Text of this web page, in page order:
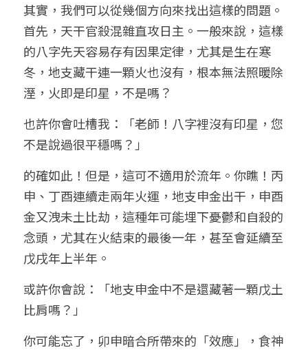
團隊訓練營
五行八字線上班
其實，我們可以從幾個方向來找出這樣的問題。
首先，天干官殺混雜直攻日主。一般來說，這樣
的八字先天容易存有因果定律，尤其是生在寒
冬，地支藏干連一顆火也沒有，根本無法照暖除
溼，火即是印星，不是嗎？
也許你會吐槽我：「老師！八字裡沒有印星，您
不是說過很平穩嗎？」
的確如此！但是，這可不適用於流年。你瞧！丙
申、丁酉連續走兩年火運，地支申金出干，申酉
金又洩未土比劫，這種年可能埋下憂鬱和自殺的
念頭，尤其在火結束的最後一年，甚至會延續至
戊戌年上半年。
或許你會說：「地支申金中不是還藏著一顆戊土
比肩嗎？」
你可能忘了，卯申暗合所帶來的「效應」，食神